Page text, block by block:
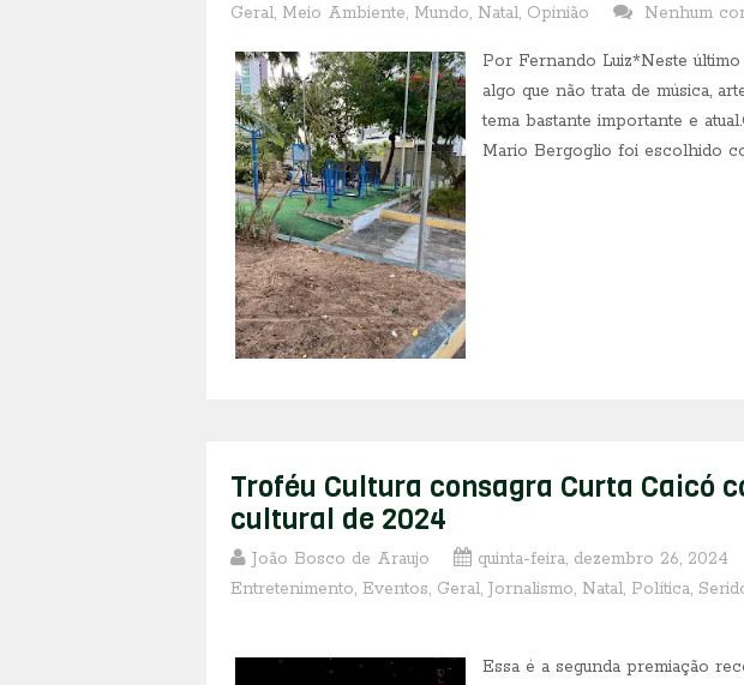
Geral, Meio Ambiente, Mundo, Natal, Opinião Nenhum
Por Fernando Luiz*Neste
algo que não trata de música,
tema bastante importante e
Mario Bergoglio foi escolhido
Troféu Cultura consagra Curta Caicó
cultural de 2024
João Bosco de Araujo quinta-feira, dezembro 26, 2024
Entretenimento, Eventos, Geral, Jornalismo, Natal, Política,
Essa é a segunda premiação